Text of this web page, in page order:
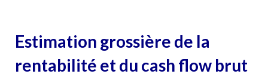
Estimation grossière de la
rentabilité et du cash flow brut